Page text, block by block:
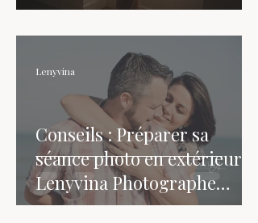
Conseils : Préparer sa
séance photo en extérieur |
Lenyvina Photographe
Bretagne
Lenyvina